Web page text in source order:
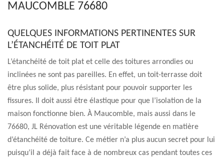
MAUCOMBLE 76680
QUELQUES INFORMATIONS PERTINENTES SUR
L’ÉTANCHÉITÉ DE TOIT PLAT
L’étanchéité de toit plat et celle des toitures arrondies ou
inclinées ne sont pas pareilles. En effet, un toit-terrasse doit
être plus solide, plus résistant pour pouvoir supporter les
fissures. Il doit aussi être élastique pour que l’isolation de la
maison fonctionne bien. À Maucomble, mais aussi dans le
76680, JL Rénovation est une véritable légende en matière
d’étanchéité de toiture. Ce métier n’a plus aucun secret pour lui
puisqu’il a déjà fait face à de nombreux cas pendant toutes ces